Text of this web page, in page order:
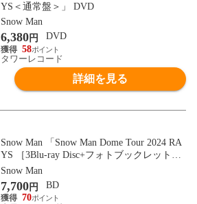
YS＜通常盤＞」 DVD
Snow Man
6,380円
DVD
58
タワーレコード
詳細を見る
Snow Man 「Snow Man Dome Tour 2024 RA
YS ［3Blu-ray Disc+フォトブックレット］
＜初回盤＞」 Blu-ray Disc
Snow Man
7,700円
BD
70